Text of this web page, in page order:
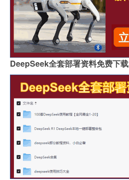
DeepSeek全套部署资料免费下载